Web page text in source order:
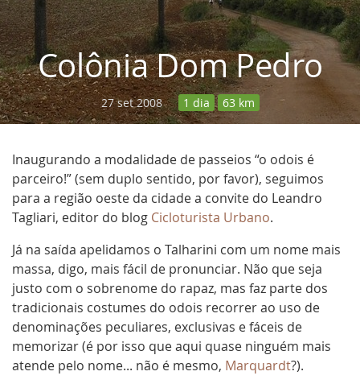
Colônia Dom Pedro
27 set 2008 1 dia 63 km
Inaugurando a modalidade de passeios “o odois é
parceiro!” (sem duplo sentido, por favor), seguimos
para a região oeste da cidade a convite do Leandro
Tagliari, editor do blog Cicloturista Urbano.
Já na saída apelidamos o Talharini com um nome mais
massa, digo, mais fácil de pronunciar. Não que seja
justo com o sobrenome do rapaz, mas faz parte dos
tradicionais costumes do odois recorrer ao uso de
denominações peculiares, exclusivas e fáceis de
memorizar (é por isso que aqui quase ninguém mais
atende pelo nome... não é mesmo, Marquardt?).